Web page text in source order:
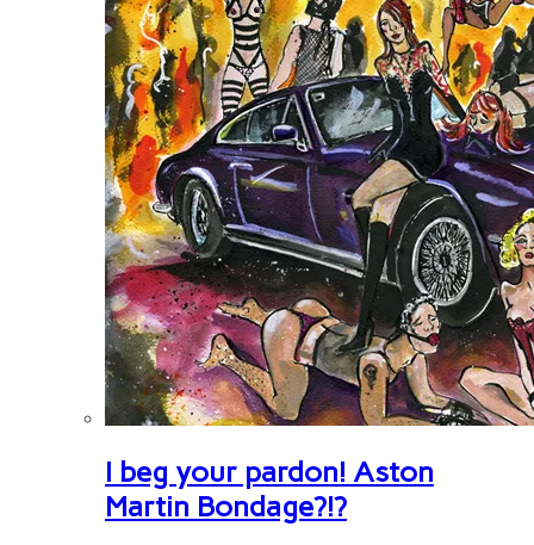
I beg your pardon! Aston
Martin Bondage?!?